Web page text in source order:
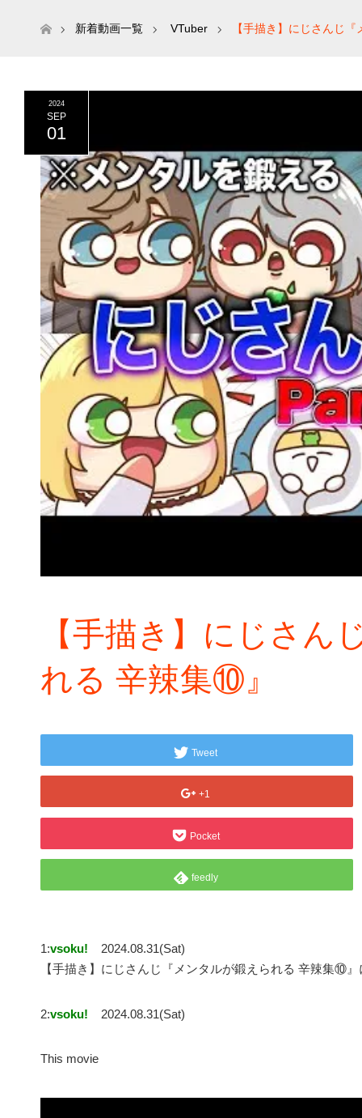
ホーム新着動画一覧 VTuber 【手描き】にじさんじ
2024
SEP
01
【手描き】にじさん
れる 辛辣集⑩』
Tweet
+1
Pocket
feedly
1:vsoku!
2024.08.31(Sat)
【手描き】にじさんじ『メンタルが鍛えられる 辛辣集⑩
2:vsoku! 2024.08.31(Sat)
This movie